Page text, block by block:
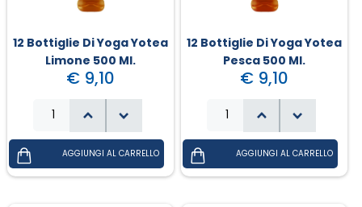
12 Bottiglie Di Yoga Yotea
Limone 500 Ml.
€ 9,10
12 Bottiglie Di Yoga Yotea
Pesca 500 Ml.
€ 9,10